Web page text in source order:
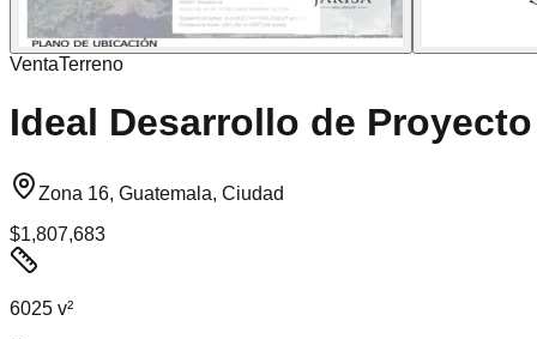
VentaTerreno
Ideal Desarrollo de Proyecto
Zona 16, Guatemala, Ciudad
$1,807,683
6025 v²